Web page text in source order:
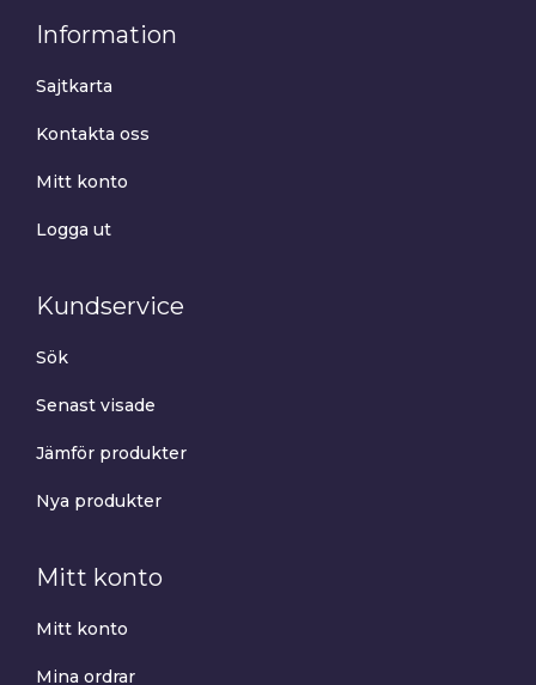
Information
Sajtkarta
Kontakta oss
Mitt konto
Logga ut
Kundservice
Sök
Senast visade
Jämför produkter
Nya produkter
Mitt konto
Mitt konto
Mina ordrar